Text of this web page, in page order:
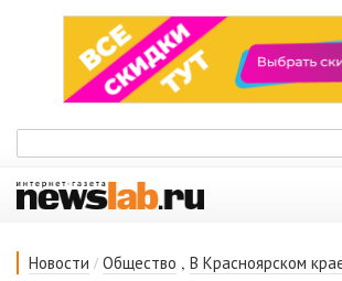
Новости / Общество , В Красноярском